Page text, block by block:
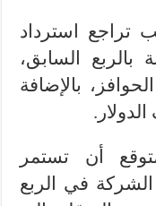
تراجع استرداد
بالربع السابق،
بالإضافة
أن تستمر
في الربع